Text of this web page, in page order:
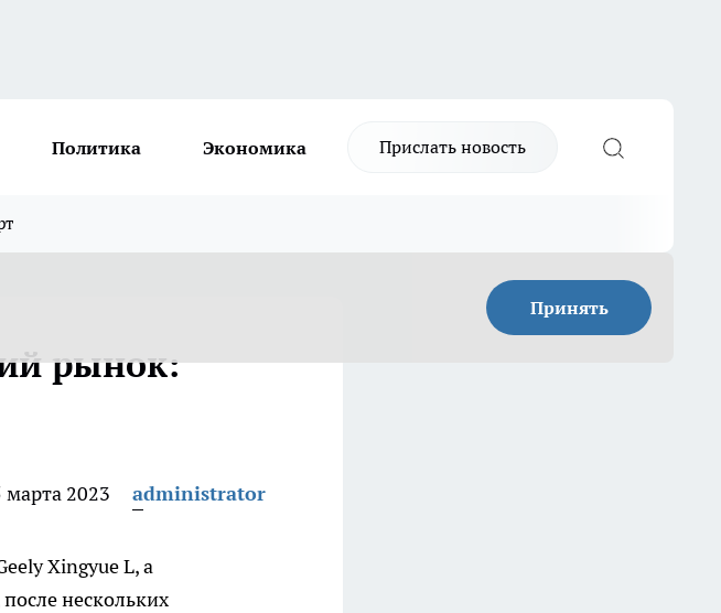
Политика Экономика Прислать новость
Принять
рынок:
марта 2023 administrator
Xingyue L, а
нескольких